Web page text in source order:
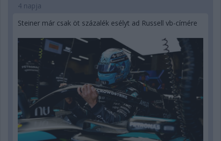
4 napja
Steiner már csak öt százalék esélyt ad Russell vb-címére